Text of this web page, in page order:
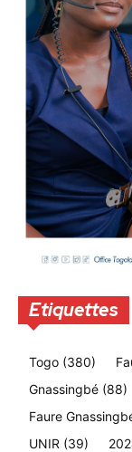
Etiquettes
Togo (380)
Gnassingbé (88)
Faure
UNIR (39)